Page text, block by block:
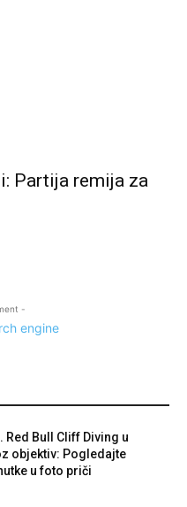
Partija remija za
-
Red Bull Cliff Diving u
objektiv: Pogledajte
u foto priči